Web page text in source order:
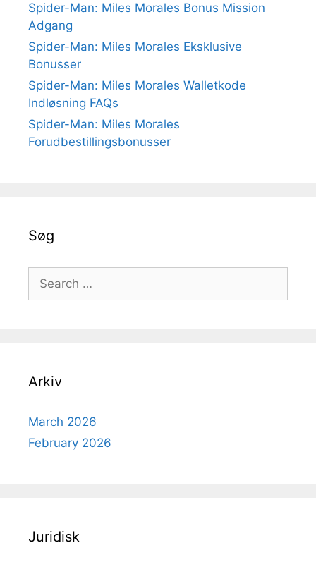
Spider-Man: Miles Morales Bonus Mission
Adgang
Spider-Man: Miles Morales Eksklusive
Bonusser
Spider-Man: Miles Morales Walletkode
Indløsning FAQs
Spider-Man: Miles Morales
Forudbestillingsbonusser
Søg
Search
for:
Arkiv
March 2026
February 2026
Juridisk